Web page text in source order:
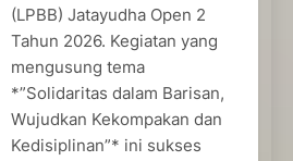
(LPBB) Jatayudha Open 2
Tahun 2026. Kegiatan yang
mengusung tema
*”Solidaritas dalam Barisan,
Wujudkan Kekompakan dan
Kedisiplinan”* ini sukses